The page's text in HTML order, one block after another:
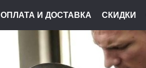
ОПЛАТА И ДОСТАВКА СКИДКИ